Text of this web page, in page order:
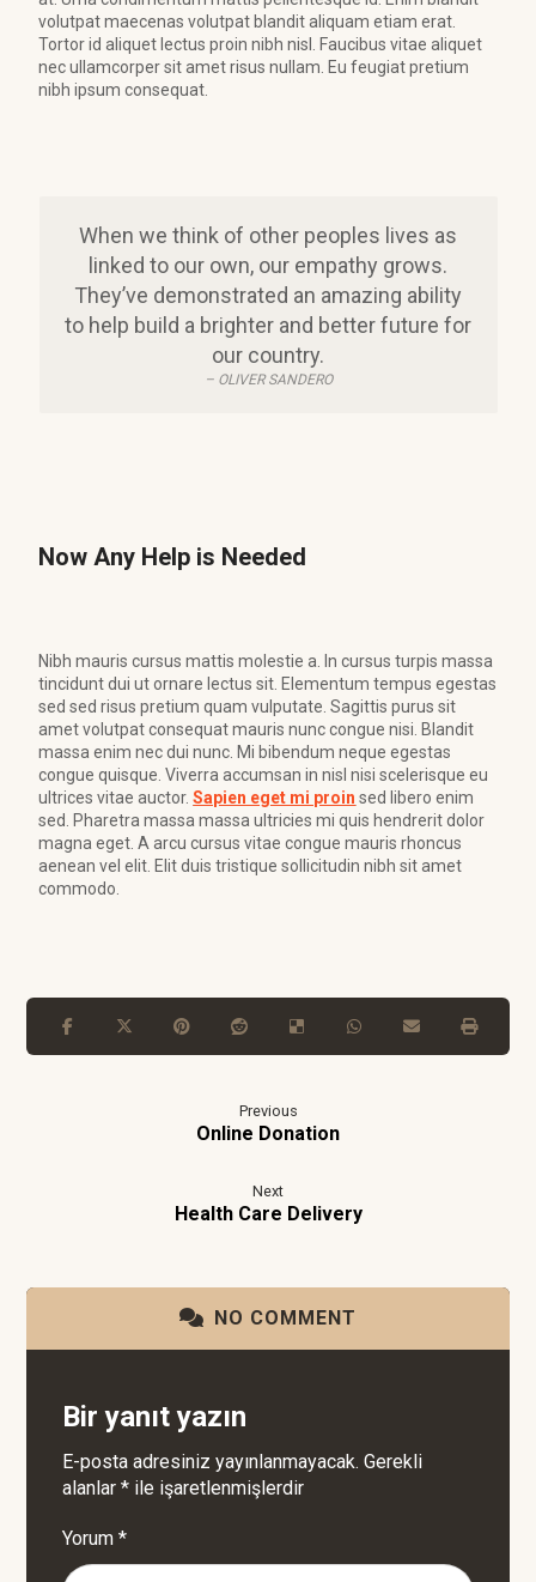
volutpat maecenas volutpat blandit aliquam etiam erat.
Tortor id aliquet lectus proin nibh nisl. Faucibus vitae aliquet
nec ullamcorper sit amet risus nullam. Eu feugiat pretium
nibh ipsum consequat.
When we think of other peoples lives as
linked to our own, our empathy grows.
They’ve demonstrated an amazing ability
to help build a brighter and better future for
our country.
– OLIVER SANDERO
Now Any Help is Needed
Nibh mauris cursus mattis molestie a. In cursus turpis massa
tincidunt dui ut ornare lectus sit. Elementum tempus egestas
sed sed risus pretium quam vulputate. Sagittis purus sit
amet volutpat consequat mauris nunc congue nisi. Blandit
massa enim nec dui nunc. Mi bibendum neque egestas
congue quisque. Viverra accumsan in nisl nisi scelerisque eu
ultrices vitae auctor.Sapien eget mi proin sed libero enim
sed. Pharetra massa massa ultricies mi quis hendrerit dolor
magna eget. A arcu cursus vitae congue mauris rhoncus
aenean vel elit. Elit duis tristique sollicitudin nibh sit amet
commodo.
Previous
Online Donation
Next
Health Care Delivery
NO COMMENT
Bir yanıt yazın
E-posta adresiniz yayınlanmayacak. Gerekli
alanlar* ile işaretlenmişlerdir
Yorum*